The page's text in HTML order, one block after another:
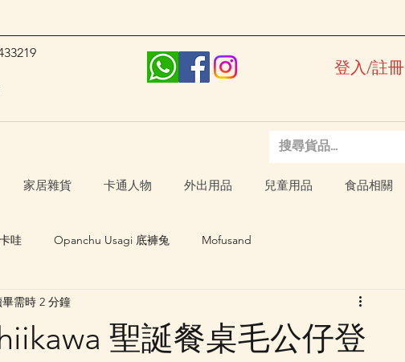
登入/註冊
家居雜貨 卡通人物 外出用品 兒童用品 食品相關
哇 Opanchu Usagi 底褲兔 Mofusand
卡通人物
聖誕餐桌毛公仔登
需時 2 分鐘